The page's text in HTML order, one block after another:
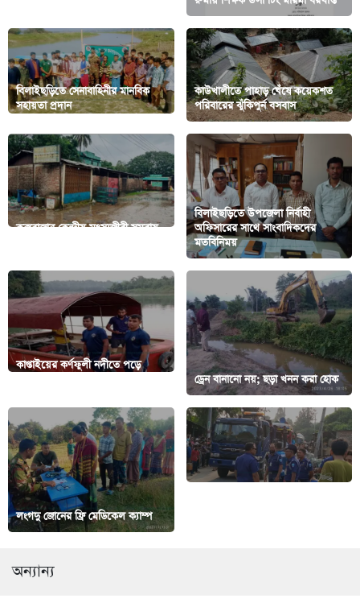
বিলাইছড়িতে সেনাবাহিনীর মানবিক
সহায়তা প্রদান
কাউখালীতে পাহাড় ঘেঁষে কয়েকশত
পরিবারের ঝুঁকিপুর্ন বসবাস
কক্সবাজার কেন্দ্রীয় মৎস্যজীবী সমবায়
বিলাইছড়িতে উপজেলা নির্বাহী
অফিসারের সাথে সাংবাদিকদের
মতবিনিময়
কাপ্তাইয়ের কর্ণফুলী নদীতে পড়ে
ড্রেন বানানো নয়; ছড়া খনন করা হোক
লংগদু জোনের ফ্রি মেডিকেল ক্যাম্প
অন্যান্য